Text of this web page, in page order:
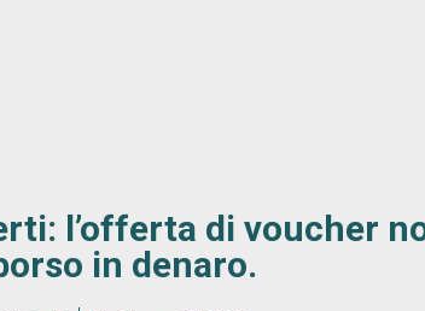
l’offerta di voucher
in denaro.